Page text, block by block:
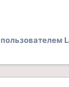
пользователем